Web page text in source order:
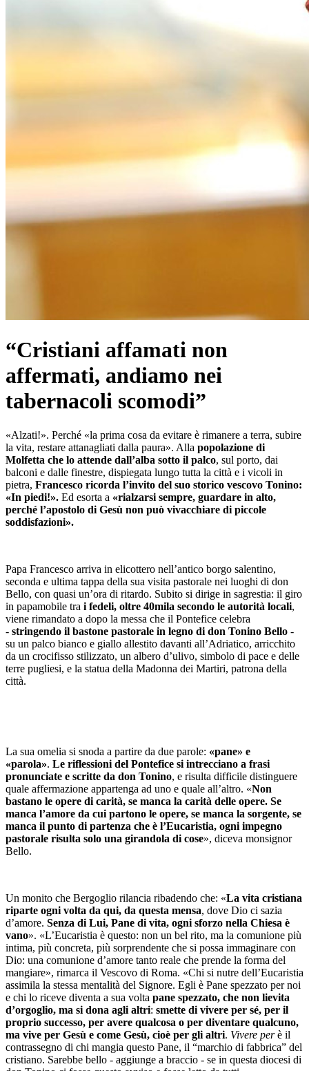
“Cristiani affamati non
affermati, andiamo nei
tabernacoli scomodi”
«Alzati!». Perché «la prima cosa da evitare è rimanere a terra, subire
la vita, restare attanagliati dalla paura». Alla popolazione di
Molfetta che lo attende dall’alba sotto il palco, sul porto, dai
balconi e dalle finestre, dispiegata lungo tutta la città e i vicoli in
pietra, Francesco ricorda l’invito del suo storico vescovo Tonino:
«In piedi!». Ed esorta a «rialzarsi sempre, guardare in alto,
perché l’apostolo di Gesù non può vivacchiare di piccole
soddisfazioni».
Papa Francesco arriva in elicottero nell’antico borgo salentino,
seconda e ultima tappa della sua visita pastorale nei luoghi di don
Bello, con quasi un’ora di ritardo. Subito si dirige in sagrestia: il giro
in papamobile tra i fedeli, oltre 40mila secondo le autorità locali,
viene rimandato a dopo la messa che il Pontefice celebra
- stringendo il bastone pastorale in legno di don Tonino Bello -
su un palco bianco e giallo allestito davanti all’Adriatico, arricchito
da un crocifisso stilizzato, un albero d’ulivo, simbolo di pace e delle
terre pugliesi, e la statua della Madonna dei Martiri, patrona della
città.
La sua omelia si snoda a partire da due parole: «pane» e
«parola». Le riflessioni del Pontefice si intrecciano a frasi
pronunciate e scritte da don Tonino, e risulta difficile distinguere
quale affermazione appartenga ad uno e quale all’altro. «Non
bastano le opere di carità, se manca la carità delle opere. Se
manca l’amore da cui partono le opere, se manca la sorgente, se
manca il punto di partenza che è l’Eucaristia, ogni impegno
pastorale risulta solo una girandola di cose», diceva monsignor
Bello.
Un monito che Bergoglio rilancia ribadendo che: «La vita cristiana
riparte ogni volta da qui, da questa mensa, dove Dio ci sazia
d’amore. Senza di Lui, Pane di vita, ogni sforzo nella Chiesa è
vano». «L’Eucaristia è questo: non un bel rito, ma la comunione più
intima, più concreta, più sorprendente che si possa immaginare con
Dio: una comunione d’amore tanto reale che prende la forma del
mangiare», rimarca il Vescovo di Roma. «Chi si nutre dell’Eucaristia
assimila la stessa mentalità del Signore. Egli è Pane spezzato per noi
e chi lo riceve diventa a sua volta pane spezzato, che non lievita
d’orgoglio, ma si dona agli altri: smette di vivere per sé, per il
proprio successo, per avere qualcosa o per diventare qualcuno,
ma vive per Gesù e come Gesù, cioè per gli altri. Vivere perè il
contrassegno di chi mangia questo Pane, il “marchio di fabbrica” del
cristiano. Sarebbe bello - aggiunge a braccio - se in questa diocesi di